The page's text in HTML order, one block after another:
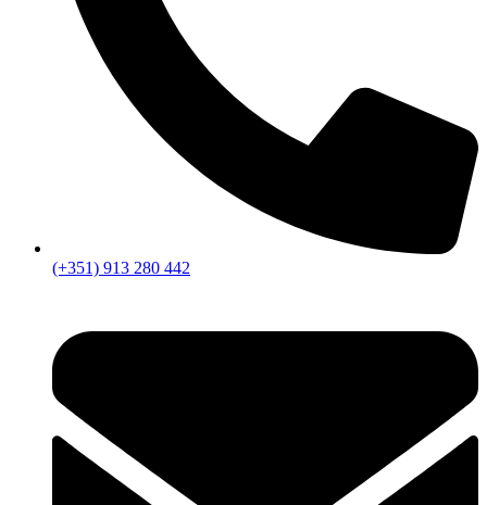
(+351) 913 280 442